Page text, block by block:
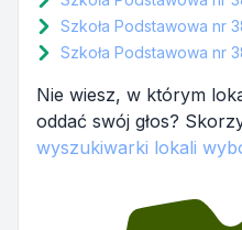
Szkoła Podstawowa nr
Szkoła Podstawowa nr
Nie wiesz, w którym
oddać swój głos?
wyszukiwarki lokali